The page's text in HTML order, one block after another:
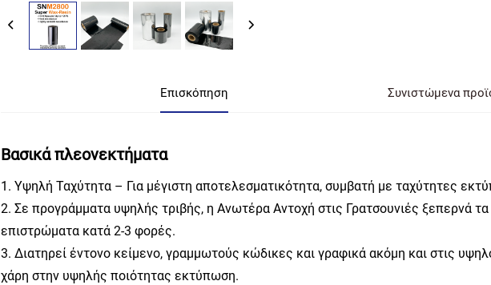
Επισκόπηση Συνιστώμενα
Βασικά πλεονεκτήματα
1. Υψηλή Ταχύτητα – Για μέγιστη αποτελεσματικότητα, συμβατή με ταχύτητες
2. Σε προγράμματα υψηλής τριβής, η Ανωτέρα Αντοχή στις Γρατσουνιές ξεπερνά τα
επιστρώματα κατά 2-3 φορές.
3. Διατηρεί έντονο κείμενο, γραμμωτούς κώδικες και γραφικά ακόμη και στις
χάρη στην υψηλής ποιότητας εκτύπωση.